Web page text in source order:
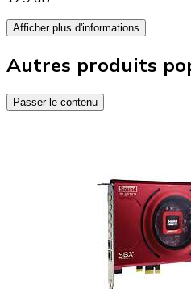
Afficher plus d'informations
Autres produits
Passer le contenu